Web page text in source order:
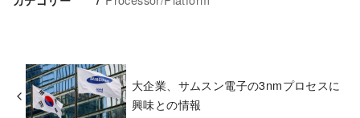
大企業、サムスン電子の3nmプロセスに
興味との情報